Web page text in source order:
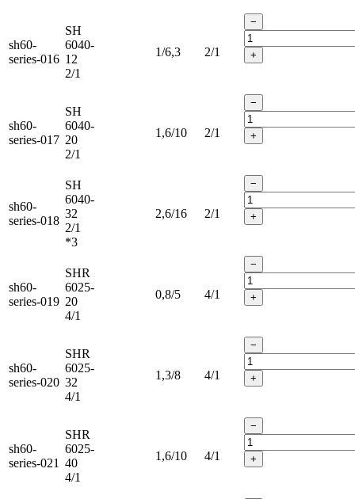
sh60-
series-016
SH
6040-
12
2/1
1/6,3 2/1
−
+
sh60-
series-017
SH
6040-
20
2/1
1,6/10 2/1
−
+
sh60-
series-018
SH
6040-
32
2/1
*3
2,6/16 2/1
−
+
sh60-
series-019
SHR
6025-
20
4/1
0,8/5 4/1
−
+
sh60-
series-020
SHR
6025-
32
4/1
1,3/8 4/1
−
+
sh60-
series-021
SHR
6025-
40
4/1
1,6/10 4/1
−
+